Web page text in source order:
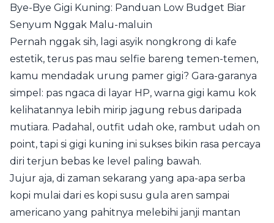
Bye-Bye Gigi Kuning: Panduan Low Budget Biar
Senyum Nggak Malu-maluin
Pernah nggak sih, lagi asyik nongkrong di kafe
estetik, terus pas mau selfie bareng temen-temen,
kamu mendadak urung pamer gigi? Gara-garanya
simpel: pas ngaca di layar HP, warna gigi kamu kok
kelihatannya lebih mirip jagung rebus daripada
mutiara. Padahal, outfit udah oke, rambut udah on
point, tapi si gigi kuning ini sukses bikin rasa percaya
diri terjun bebas ke level paling bawah.
Jujur aja, di zaman sekarang yang apa-apa serba
kopi mulai dari es kopi susu gula aren sampai
americano yang pahitnya melebihi janji mantan